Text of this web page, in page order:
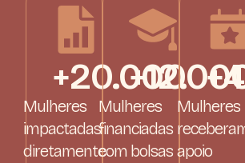
Mulheres
impactadas
diretamente
+20.000
Mulheres
financiadas
com bolsas
+
Mulheres
apoio
+